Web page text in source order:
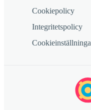
Cookiepolicy
Integritetspolicy